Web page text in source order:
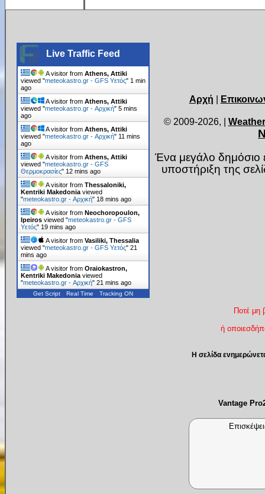
Live Traffic Feed
A visitor fromAthens, Attiki
viewed "meteokastro.gr - GFS Υετός" 1 min
ago
A visitor fromAthens, Attiki
viewed "meteokastro.gr - Αρχική"5 mins
ago
A visitor fromAthens, Attiki
viewed "meteokastro.gr - Αρχική" 11 mins
ago
A visitor fromAthens, Attiki
viewed "meteokastro.gr - GFS
Θερμοκρασίες" 12 mins ago
A visitor fromThessaloniki,
Kentriki Makedonia viewed
"meteokastro.gr - Αρχική" 18 mins ago
A visitor fromNeochoropoulon,
Ipeiros viewed "meteokastro.gr - GFS
Υετός" 19 mins ago
A visitor fromVasiliki, Thessalia
viewed "meteokastro.gr - GFS Υετός"21
mins ago
A visitor fromOraiokastron,
Kentriki Makedonia viewed
"meteokastro.gr - Αρχική"21 mins ago
Get Script Real Time Tracking ON
Αρχή |
© 2009-2026, |
Ένα μεγάλο δημόσιο
υποστήριξη της
Ποτέ μη
ή
Η σελίδα
Vantage